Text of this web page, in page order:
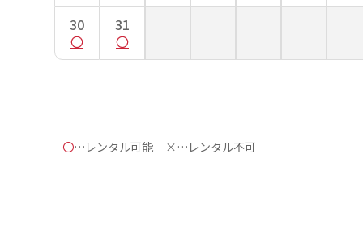
30 31
〇…レンタル可能 ×…レンタル不可